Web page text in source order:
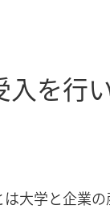
を行
大学と企業